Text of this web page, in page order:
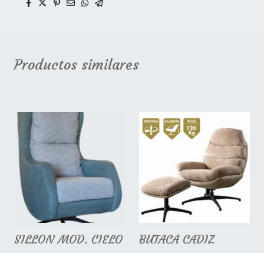
Productos similares
SILLON MOD. CIELO BUTACA CADIZ